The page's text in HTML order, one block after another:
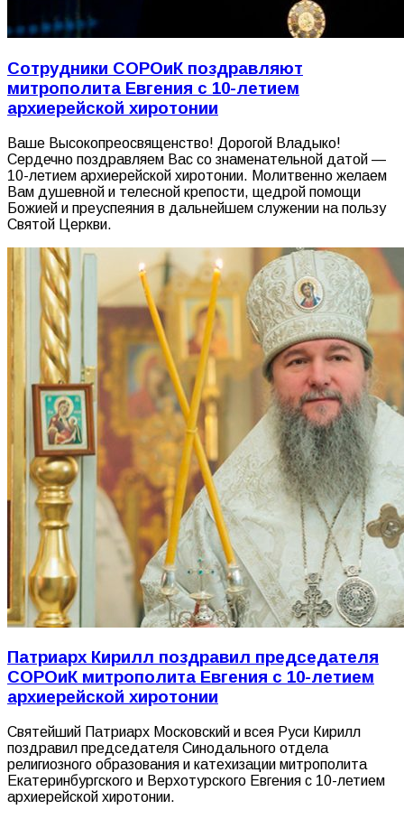
Сотрудники СОРОиК поздравляют
митрополита Евгения с 10-летием
архиерейской хиротонии
Ваше Высокопреосвященство! Дорогой Владыко!
Сердечно поздравляем Вас со знаменательной датой —
10-летием архиерейской хиротонии. Молитвенно желаем
Вам душевной и телесной крепости, щедрой помощи
Божией и преуспеяния в дальнейшем служении на пользу
Святой Церкви.
Патриарх Кирилл поздравил председателя
СОРОиК митрополита Евгения с 10-летием
архиерейской хиротонии
Святейший Патриарх Московский и всея Руси Кирилл
поздравил председателя Синодального отдела
религиозного образования и катехизации митрополита
Екатеринбургского и Верхотурского Евгения с 10-летием
архиерейской хиротонии.